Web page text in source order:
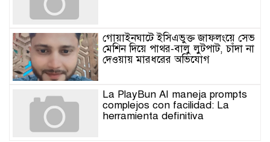
গোয়াইনঘাটে ইসিএভুক্ত জাফলংয়ে সেভ
মেশিন দিয়ে পাথর-বালু লুটপাট, চাঁদা না
দেওয়ায় মারধরের অভিযোগ
La PlayBun AI maneja prompts
complejos con facilidad: La
herramienta definitiva